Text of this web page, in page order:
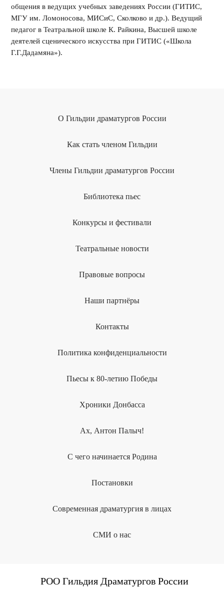
общения в ведущих учебных заведениях России (ГИТИС,
МГУ им. Ломоносова, МИСиС, Сколково и др.). Ведущий
педагог в Театральной школе К. Райкина, Высшей школе
деятелей сценического искусства при ГИТИС («Школа
Г.Г.Дадамяна»).
О Гильдии драматургов России
Как стать членом Гильдии
Члены Гильдии драматургов России
Библиотека пьес
Конкурсы и фестивали
Театральные новости
Правовые вопросы
Наши партнёры
Контакты
Политика конфиденциальности
Пьесы к 80-летию Победы
Хроники Донбасса
Ах, Антон Палыч!
С чего начинается Родина
Постановки
Современная драматургия в лицах
СМИ о нас
РОО Гильдия Драматургов России